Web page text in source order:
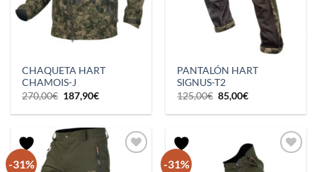
CHAQUETA HART
CHAMOIS-J
270,00€ El
precio
original
270,00€.
187,90€El
actual
187,90€.
PANTALÓN HART
SIGNUS-T2
125,00€ El
precio
original
85,00€El
actual
-31% -31%